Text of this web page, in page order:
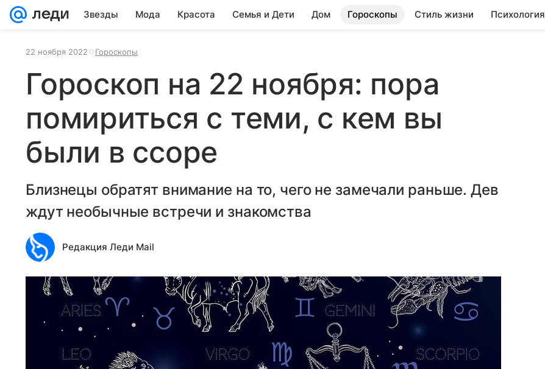
Звезды Мода Красота Семья и Дети Дом Гороскопы Стиль жизни Психология
22 ноября 2022 Гороскопы
Гороскоп на 22 ноября: пора
помириться с теми, с кем вы
были в ссоре
Близнецы обратят внимание на то, чего не замечали раньше. Дев
ждут необычные встречи и знакомства
Редакция Леди Mail